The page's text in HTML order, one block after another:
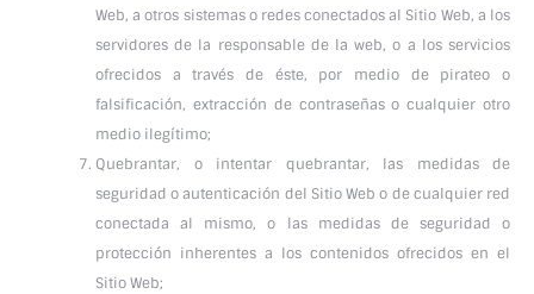
Web, a otros sistemas o redes conectados al Sitio Web, a los
servidores de la responsable de la web, o a los servicios
ofrecidos a través de éste, por medio de pirateo o
falsificación, extracción de contraseñas o cualquier otro
medio ilegítimo;
Quebrantar, o intentar quebrantar, las medidas de
seguridad o autenticación del Sitio Web o de cualquier red
conectada al mismo, o las medidas de seguridad o
protección inherentes a los contenidos ofrecidos en el
Sitio Web;